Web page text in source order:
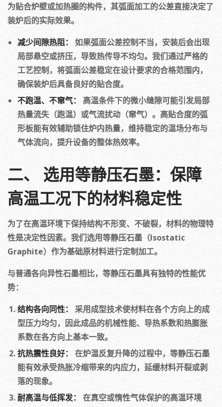
为贴合炉壁或加热圈的构件，其弧面加工的公差直接决定了
装炉后的实际效果。
减少间隙热阻：
如果弧面公差控制不当，安装后会出现
局部悬空或挤压，导致热传导不均匀。我们通过严格的
工艺控制，将弧面公差稳定在设计要求的合格范围内，
确保装炉后具备良好的贴合度。
不跑温、不窜气：
高温条件下的微小缝隙可能引发局部
热量流失（跑温）或气流扰动（窜气）。高贴合度的弧
形板能有效辅助锁住炉内热量，维持稳定的温场分布与
气体流向，提升设备的整体热效率。
二、 选用等静压石墨：保障
高温工况下的材料稳定性
为了在高温环境下保持结构不形变、不破裂，材料的物理特
性是决定性因素。我们选用等静压石墨（Isostatic
Graphite）作为基础原材料进行定制加工。
与普通各向异性石墨相比，等静压石墨具有独特的性能优
势：
结构各向同性：
采用成型技术使材料在各个方向上的成
型压力均匀，因此成品的机械性能、导热系数和热膨胀
系数在各方向上基本一致。
抗热震性良好：
在炉温反复升降的过程中，等静压石墨
能有效承受热胀冷缩带来的内应力，延缓材料开裂或剥
落的现象。
耐高温与低挥发：
在真空或惰性气体保护的高温环境